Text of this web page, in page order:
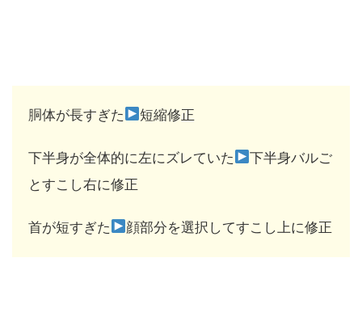
胴体が長すぎた 短縮修正
下半身が全体的に左にズレていた
下半身バルご
とすこし右に修正
首が短すぎた 顔部分を選択してすこし上に修正